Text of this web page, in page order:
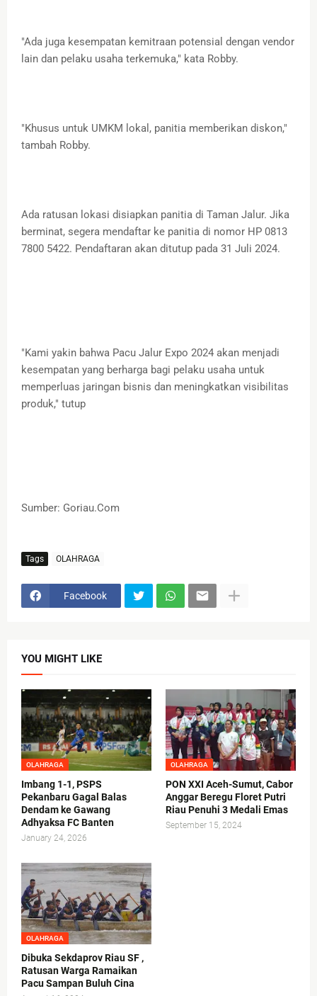
"Ada juga kesempatan kemitraan potensial dengan vendor
lain dan pelaku usaha terkemuka," kata Robby.
"Khusus untuk UMKM lokal, panitia memberikan diskon,"
tambah Robby.
Ada ratusan lokasi disiapkan panitia di Taman Jalur. Jika
berminat, segera mendaftar ke panitia di nomor HP 0813
7800 5422. Pendaftaran akan ditutup pada 31 Juli 2024.
"Kami yakin bahwa Pacu Jalur Expo 2024 akan menjadi
kesempatan yang berharga bagi pelaku usaha untuk
memperluas jaringan bisnis dan meningkatkan visibilitas
produk," tutup
Sumber: Goriau.Com
Tags OLAHRAGA
Facebook
YOU MIGHT LIKE
OLAHRAGA
Imbang 1-1, PSPS
Pekanbaru Gagal Balas
Dendam ke Gawang
Adhyaksa FC Banten
January 24, 2026
OLAHRAGA
PON XXI Aceh-Sumut, Cabor
Anggar Beregu Floret Putri
Riau Penuhi 3 Medali Emas
September 15, 2024
OLAHRAGA
Dibuka Sekdaprov Riau SF ,
Ratusan Warga Ramaikan
Pacu Sampan Buluh Cina